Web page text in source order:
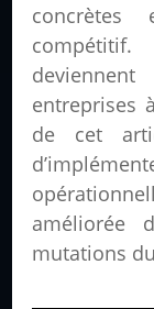
concrètes
entreprises
de cet
améliorée
mutations